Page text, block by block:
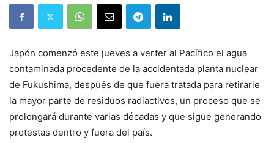
Japón comenzó este jueves a verter al Pacífico el agua
contaminada procedente de la accidentada planta nuclear
de Fukushima, después de que fuera tratada para retirarle
la mayor parte de residuos radiactivos, un proceso que se
prolongará durante varias décadas y que sigue generando
protestas dentro y fuera del país.